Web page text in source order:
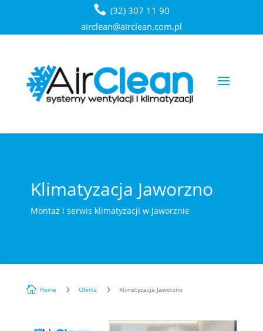
(32) 307 11 90
airclean@airclean.com.pl
Klimatyzacja Jaworzno
Montaż i serwis klimatyzacji w Jaworznie
 Home 5 Oferta 5 Klimatyzacja Jaworzno